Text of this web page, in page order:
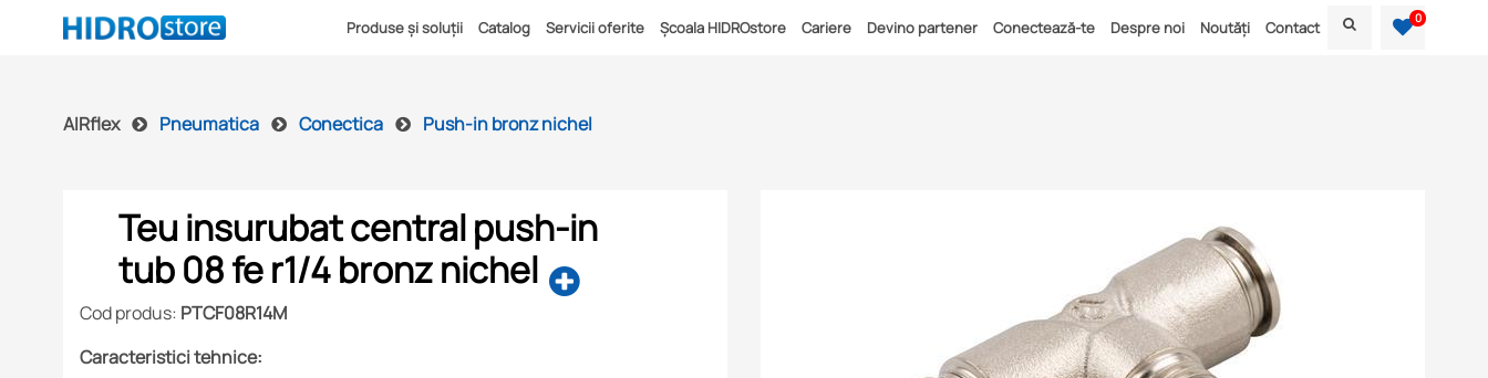
Produse și soluții Catalog Servicii oferite Școala HIDROstore Cariere Devino partener Conectează-te Despre noi Noutăți Contact 0
AIRflex Pneumatica Conectica Push-in bronz nichel
Teu insurubat central push-in
tub 08 fe r1/4 bronz nichel
Cod produs: PTCF08R14M
Caracteristici tehnice: